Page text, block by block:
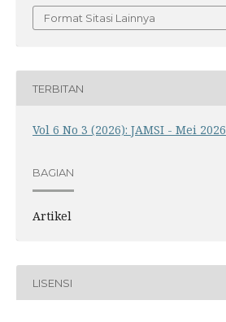
Format Sitasi Lainnya
TERBITAN
Vol 6 No 3 (2026): JAMSI - Mei 2026
BAGIAN
Artikel
LISENSI